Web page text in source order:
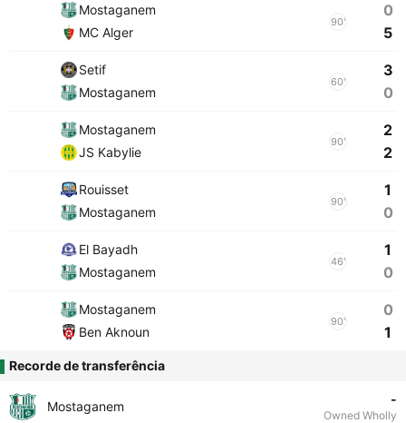
Mostaganem
MC Alger
90'
0
5
Setif
Mostaganem
60'
3
0
Mostaganem
JS Kabylie
90'
2
2
Rouisset
Mostaganem
90'
1
0
El Bayadh
Mostaganem
46'
1
0
Mostaganem
Ben Aknoun
90'
0
1
Recorde de transferência
Mostaganem -
Owned Wholly